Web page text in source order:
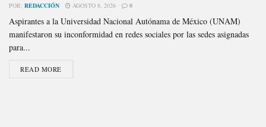
POR: REDACCIÓN AGOSTO 8, 2026 0
Aspirantes a la Universidad Nacional Autónama de México (UNAM)
manifestaron su inconformidad en redes sociales por las sedes asignadas
para...
READ MORE